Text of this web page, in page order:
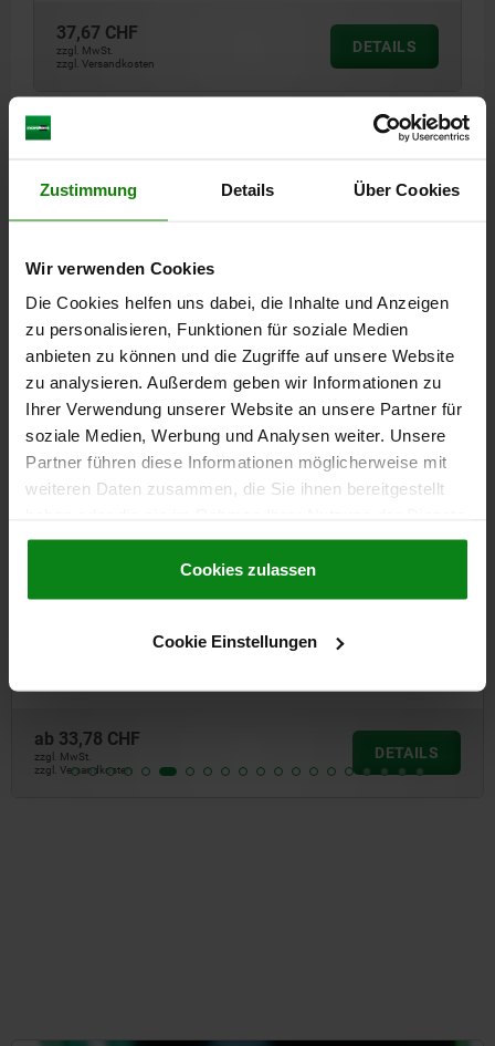
Zustimmung Details Über Cookies
Wir verwenden Cookies
Die Cookies helfen uns dabei, die Inhalte und Anzeigen
zu personalisieren, Funktionen für soziale Medien
anbieten zu können und die Zugriffe auf unsere Website
zu analysieren. Außerdem geben wir Informationen zu
Ihrer Verwendung unserer Website an unsere Partner für
soziale Medien, Werbung und Analysen weiter. Unsere
Partner führen diese Informationen möglicherweise mit
weiteren Daten zusammen, die Sie ihnen bereitgestellt
gesammelt haben.Cookie Richtlinien
Datenschutz|AGB
Cookies zulassen
Cookie Einstellungen
37,67 CHF
zzgl. MwSt.
zzgl. Versandkosten
DETAILS
CAD
DOWNLOADS
Andere Kunden kauften auch
05740-01
ab 33,78 CHF
zzgl. MwSt.
zzgl. Versandkosten
DETAILS